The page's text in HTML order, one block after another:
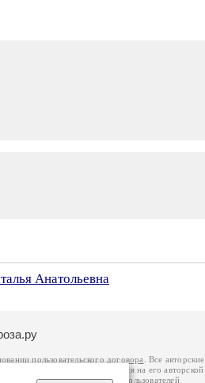
Анатольевна
пользовательского договора
. Все авторские
которому вы можете обратиться на его авторской
Федерации. Данные пользователей